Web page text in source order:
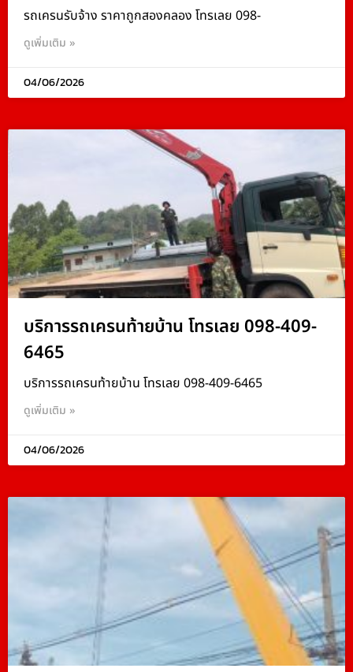
รถเครนรับจ้าง ราคาถูกสองคลอง โทรเลย 098-
ดูเพิ่มเติม »
04/06/2026
บริการรถเครนท้ายบ้าน โทรเลย 098-409-
6465
บริการรถเครนท้ายบ้าน โทรเลย 098-409-6465
ดูเพิ่มเติม »
04/06/2026